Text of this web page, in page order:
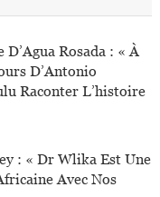
Rosada : « À
D’Antonio
Raconter L’histoire
: « Dr Wlika Est Une
Avec Nos